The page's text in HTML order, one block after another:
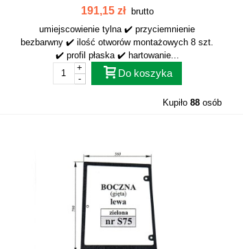
5089562
191,15 zł
brutto
umiejscowienie tylna ✔️ przyciemnienie
bezbarwny ✔️ ilość otworów montażowych 8 szt.
✔️ profil płaska ✔️ hartowanie...
-
+ Do koszyka
Kupiło 88osób